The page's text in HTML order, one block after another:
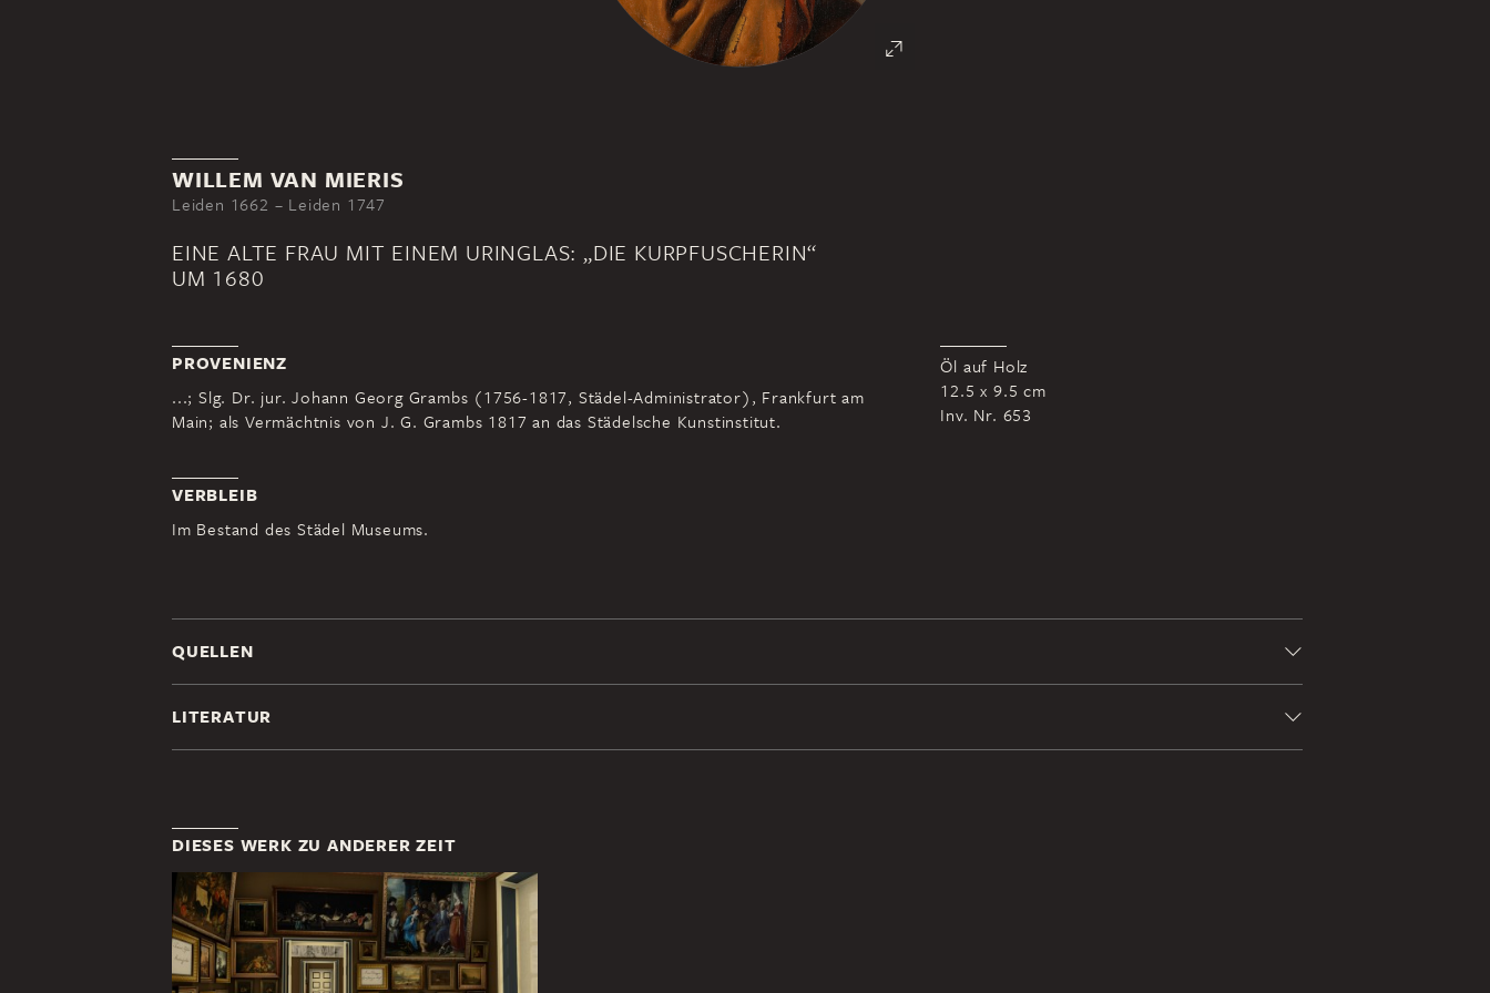
WILLEM VAN MIERIS
Leiden 1662 – Leiden 1747
EINE ALTE FRAU MIT EINEM URINGLAS: „DIE KURPFUSCHERIN“
UM 1680
PROVENIENZ
...; Slg. Dr. jur. Johann Georg Grambs (1756-1817, Städel-Administrator), Frankfurt am
Main; als Vermächtnis von J. G. Grambs 1817 an das Städelsche Kunstinstitut.
Öl auf Holz
12.5 x 9.5 cm
Inv. Nr. 653
VERBLEIB
Im Bestand des Städel Museums.
QUELLEN
LITERATUR
DIESES WERK ZU ANDERER ZEIT